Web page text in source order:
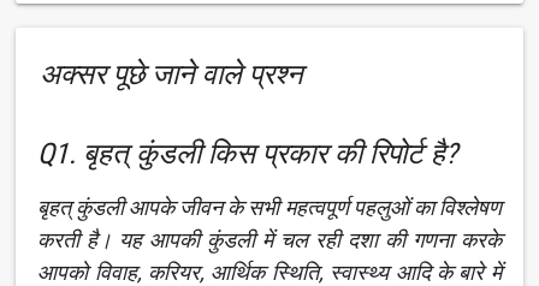
अक्सर पूछे जाने वाले प्रश्न
Q1. बृहत् कुंडली किस प्रकार की रिपोर्ट है?
बृहत् कुंडली आपके जीवन के सभी महत्वपूर्ण पहलुओं का विश्लेषण
करती है। यह आपकी कुंडली में चल रही दशा की गणना करके
आपको विवाह, करियर, आर्थिक स्थिति, स्वास्थ्य आदि के बारे में